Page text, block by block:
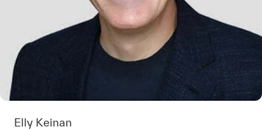
Elly Keinan